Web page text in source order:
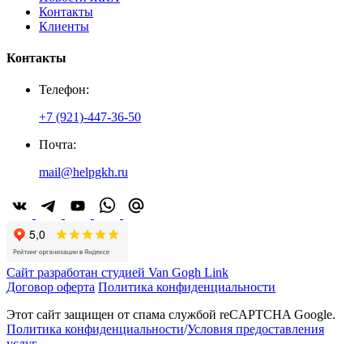
Контакты
Клиенты
Контакты
Телефон:
+7 (921)-447-36-50
Почта:
mail@helpgkh.ru
Сайт разработан студией Van Gogh Link
Договор оферта Политика конфиденциальности
Этот сайт защищен от спама службой reCAPTCHA Google.
Политика конфиденциальности/Условия предоставления